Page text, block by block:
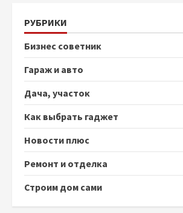
РУБРИКИ
Бизнес советник
Гараж и авто
Дача, участок
Как выбрать гаджет
Новости плюс
Ремонт и отделка
Строим дом сами